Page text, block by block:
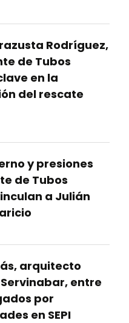
Rodríguez,
de Tubos
en la
del rescate
y presiones
de Tubos
a Julián
arquitecto
entre
por
en SEPI